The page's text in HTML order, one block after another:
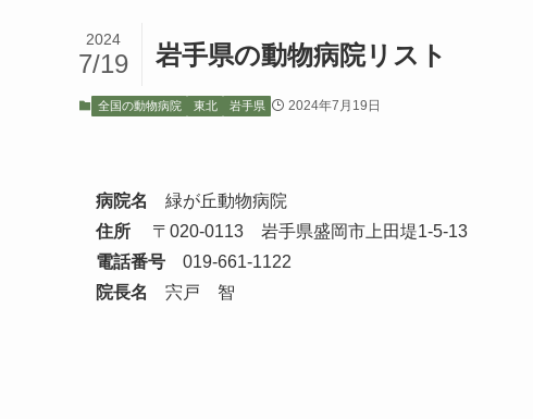
岩手県の動物病院リスト
2024
7/19
全国の動物病院 東北 岩手県 2024年7月19日
病院名
緑が丘動物病院
住所 〒020-0113 岩手県盛岡市上田堤1-5-13
電話番号 019-661-1122
院長名
宍戸 智